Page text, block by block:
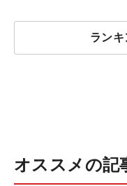
ラン
オススメの記